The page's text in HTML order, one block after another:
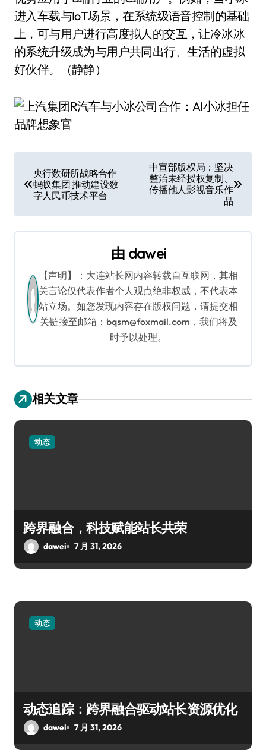
进入车载与IoT场景，在系统级语音控制的基础
上，可与用户进行高度拟人的交互，让冷冰冰
的系统升级成为与用户共同出行、生活的虚拟
好伙伴。（静静）
章
导
航
央行数研所战略合作
蚂蚁集团 推动建设数
字人民币技术平台
中宣部版权局：坚决
整治未经授权复制、
传播他人影视音乐作
品
由 dawei
【声明】：大连站长网内容转载自互联网，其相
关言论仅代表作者个人观点绝非权威，不代表本
站立场。如您发现内容存在版权问题，请提交相
关链接至邮箱：bqsm@foxmail.com，我们将及
时予以处理。
相关文章
动态
跨界融合，科技赋能站长共荣
dawei 7 月 31, 2026
动态
动态追踪：跨界融合驱动站长资源优化
dawei 7 月 31, 2026